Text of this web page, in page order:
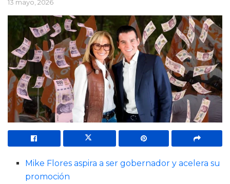
13 mayo, 2026
Mike Flores aspira a ser gobernador y acelera su
promoción